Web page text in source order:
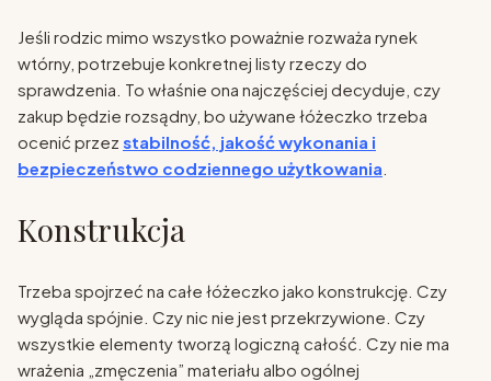
Jeśli rodzic mimo wszystko poważnie rozważa rynek
wtórny, potrzebuje konkretnej listy rzeczy do
sprawdzenia. To właśnie ona najczęściej decyduje, czy
zakup będzie rozsądny, bo używane łóżeczko trzeba
ocenić przez stabilność, jakość wykonania i
bezpieczeństwo codziennego użytkowania
Konstrukcja
Trzeba spojrzeć na całe łóżeczko jako konstrukcję. Czy
wygląda spójnie. Czy nic nie jest przekrzywione. Czy
wszystkie elementy tworzą logiczną całość. Czy nie ma
wrażenia „zmęczenia” materiału albo ogólnej